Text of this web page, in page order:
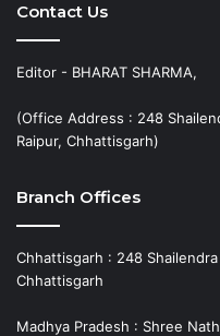
Contact Us
Editor - BHARAT SHARMA,
(Office Address : 248
Raipur, Chhattisgarh)
Branch Offices
Chhattisgarh : 248
Chhattisgarh
Madhya Pradesh : Shree